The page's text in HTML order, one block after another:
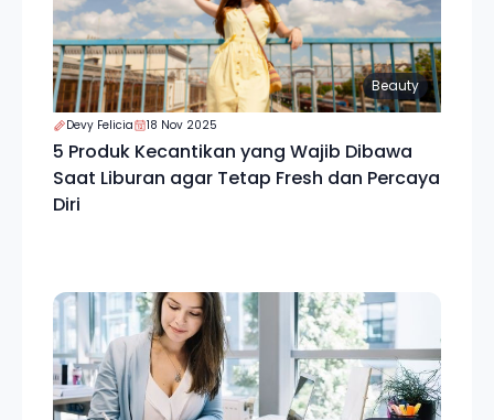
Beauty
Devy Felicia 18 Nov 2025
5 Produk Kecantikan yang Wajib Dibawa
Saat Liburan agar Tetap Fresh dan Percaya
Diri